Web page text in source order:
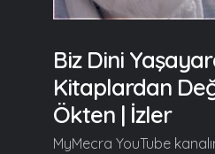
Biz Dini
Kitaplardan
Ökten | İzler
MyMecra YouTube